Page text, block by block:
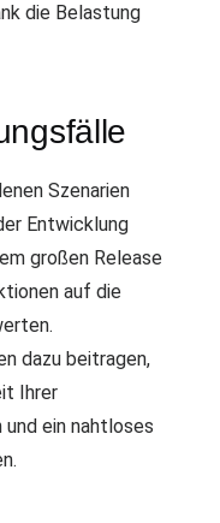
die Belastung
Szenarien
Entwicklung
großen Release
auf die
dazu beitragen,
Ihrer
ein nahtloses